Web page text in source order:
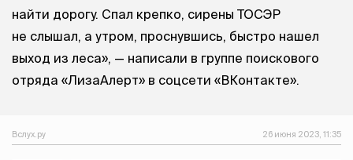
найти дорогу. Спал крепко, сирены ТОСЭР
не слышал, а утром, проснувшись, быстро нашел
выход из леса», — написали в группе поискового
отряда «ЛизаАлерт» в соцсети «ВКонтакте».
Вслух.ру 26 июня 2023, 11:35